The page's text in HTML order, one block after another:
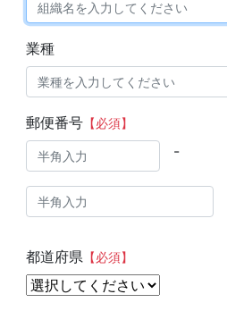
業種
郵便番号【必須】
-
都道府県 【必須】